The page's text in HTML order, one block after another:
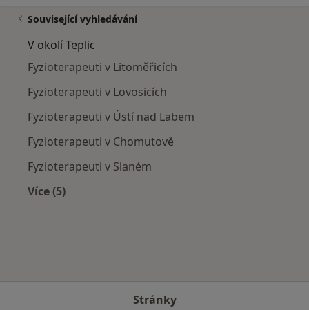
Související vyhledávání
V okolí Teplic
Fyzioterapeuti v Litoměřicích
Fyzioterapeuti v Lovosicích
Fyzioterapeuti v Ústí nad Labem
Fyzioterapeuti v Chomutově
Fyzioterapeuti v Slaném
Více (5)
Stránky